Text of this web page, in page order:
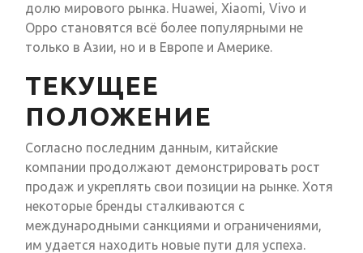
долю мирового рынка. Huawei, Xiaomi, Vivo и
Oppo становятся всё более популярными не
только в Азии, но и в Европе и Америке.
ТЕКУЩЕЕ
ПОЛОЖЕНИЕ
Согласно последним данным, китайские
компании продолжают демонстрировать рост
продаж и укреплять свои позиции на рынке. Хотя
некоторые бренды сталкиваются с
международными санкциями и ограничениями,
им удается находить новые пути для успеха.